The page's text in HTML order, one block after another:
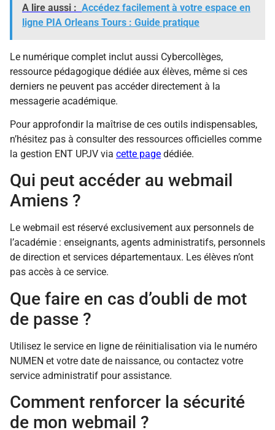
A lire aussi : Accédez facilement à votre espace en
ligne PIA Orleans Tours : Guide pratique
Le numérique complet inclut aussi Cybercollèges,
ressource pédagogique dédiée aux élèves, même si ces
derniers ne peuvent pas accéder directement à la
messagerie académique.
Pour approfondir la maîtrise de ces outils indispensables,
n’hésitez pas à consulter des ressources officielles comme
la gestion ENT UPJV via cette page dédiée.
Qui peut accéder au webmail
Amiens ?
Le webmail est réservé exclusivement aux personnels de
l’académie : enseignants, agents administratifs, personnels
de direction et services départementaux. Les élèves n’ont
pas accès à ce service.
Que faire en cas d’oubli de mot
de passe ?
Utilisez le service en ligne de réinitialisation via le numéro
NUMEN et votre date de naissance, ou contactez votre
service administratif pour assistance.
Comment renforcer la sécurité
de mon webmail ?